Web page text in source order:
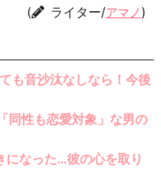
( ライター/アマノ )
も音沙汰なしなら！今後
同性も恋愛対象」な男の
になった…彼の心を取り